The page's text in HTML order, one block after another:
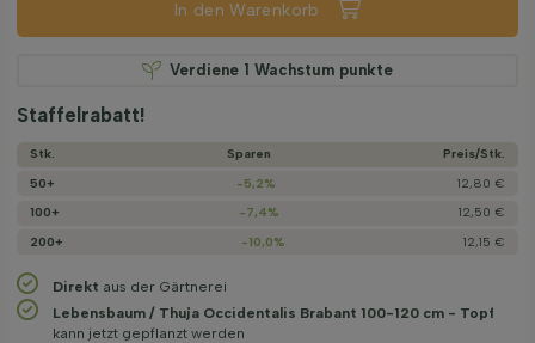
In den Warenkorb
Verdiene 1 Wachstum punkte
Staffelrabatt!
Stk. Sparen
Preis/­Stk.
50+
-5,2%
12,80 €
100+
-7,4%
12,50 €
200+
-10,0% 12,15 €
Direkt aus der Gärtnerei
Lebensbaum / Thuja Occidentalis Brabant 100-120 cm - Topf
kann jetzt gepflanzt werden